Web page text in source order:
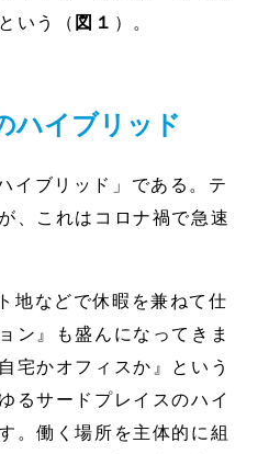
いう（ 図１ ）。
ハイブリッド
イブリッド」である。テ
、これはコロナ禍で急速
地などで休暇を兼ねて仕
ン』も盛んになってきま
宅かオフィスか』という
るサードプレイスのハイ
。働く場所を主体的に組